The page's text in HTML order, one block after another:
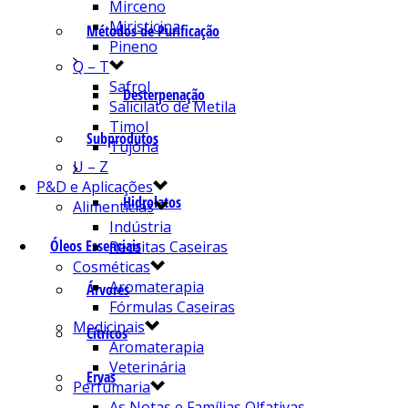
Métodos de Purificação
Desterpenação
Subprodutos
Hidrolatos
Óleos Essenciais
Árvores
Cítricos
Ervas
Mirceno
Miristicina
Pineno
Q – T
Safrol
Salicilato de Metila
Timol
Tujona
U – Z
P&D e Aplicações
Alimentícias
Indústria
Receitas Caseiras
Cosméticas
Aromaterapia
Fórmulas Caseiras
Medicinais
Aromaterapia
Veterinária
Perfumaria